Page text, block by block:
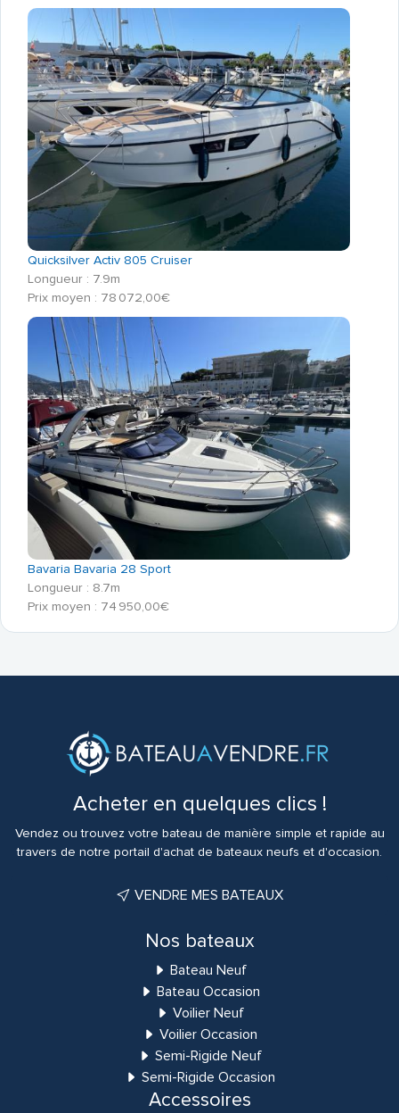
Quicksilver Activ 805 Cruiser
Longueur : 7.9m
Prix moyen : 78 072,00€
Bavaria Bavaria 28 Sport
Longueur : 8.7m
Prix moyen : 74 950,00€
Acheter en quelques clics !
Vendez ou trouvez votre bateau de manière simple et rapide au
travers de notre portail d'achat de bateaux neufs et d'occasion.
VENDRE MES BATEAUX
Nos bateaux
Bateau Neuf
Bateau Occasion
Voilier Neuf
Voilier Occasion
Semi-Rigide Neuf
Semi-Rigide Occasion
Accessoires